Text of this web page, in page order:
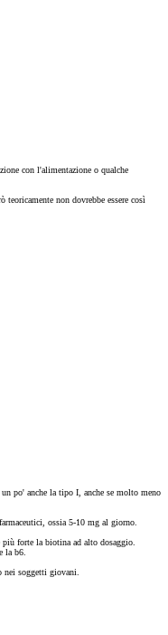
con l'alimentazione o qualche
non dovrebbe essere così
po' anche la tipo I, anche se molto meno
ossia 5-10 mg al giorno.
più forte la biotina ad alto dosaggio.
la b6.
nei soggetti giovani.